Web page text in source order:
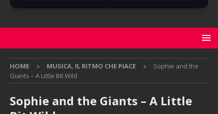
HOME MUSICA, IL RITMO CHE PIACE
Sophie and the
Giants – A Little Bit Wild
Sophie and the Giants – A Little